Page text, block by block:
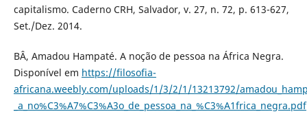
capitalismo. Caderno CRH, Salvador, v. 27, n. 72, p. 613-627,
Set./Dez. 2014.
BÂ, Amadou Hampaté. A noção de pessoa na África Negra.
Disponível em https://filosofia-
africana.weebly.com/uploads/1/3/2/1/13213792/
_a_no%C3%A7%C3%A3o_de_pessoa_na_%C3%A1frica_negra.pdf